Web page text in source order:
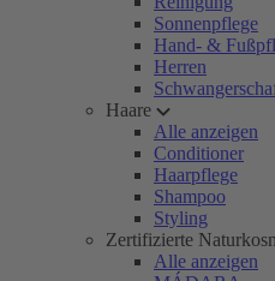
Sonnenpflege
Hand- &
Herren
Haare
Alle anzeigen
Conditioner
Haarpflege
Shampoo
Styling
Zertifizierte
Alle anzeigen